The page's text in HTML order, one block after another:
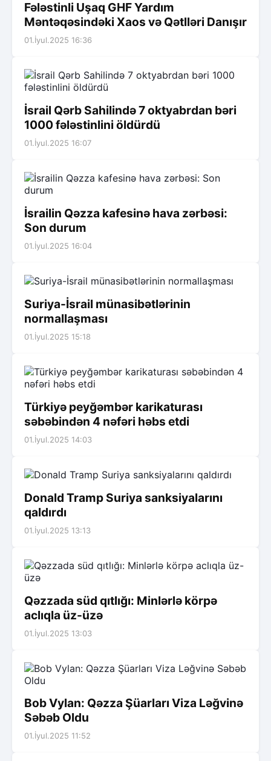
Fələstinli Uşaq GHF Yardım
Məntəqəsindəki Xaos və Qətlləri Danışır
01.İyul.2025 16:36
İsrail Qərb Sahilində 7 oktyabrdan bəri
1000 fələstinlini öldürdü
01.İyul.2025 16:07
İsrailin Qəzza kafesinə hava zərbəsi:
Son durum
01.İyul.2025 16:04
Suriya-İsrail münasibətlərinin
normallaşması
01.İyul.2025 15:18
Türkiyə peyğəmbər karikaturası
səbəbindən 4 nəfəri həbs etdi
01.İyul.2025 14:03
Donald Tramp Suriya sanksiyalarını
qaldırdı
01.İyul.2025 13:13
Qəzzada süd qıtlığı: Minlərlə körpə
aclıqla üz-üzə
01.İyul.2025 13:03
Bob Vylan: Qəzza Şüarları Viza Ləğvinə
Səbəb Oldu
01.İyul.2025 11:52